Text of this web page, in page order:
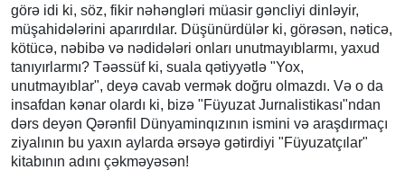
görə idi ki, söz, fikir nəhəngləri müasir gəncliyi dinləyir,
müşahidələrini aparırdılar. Düşünürdülər ki, görəsən, nəticə,
kötücə, nəbibə və nədidələri onları unutmayıblarmı, yaxud
tanıyırlarmı? Təəssüf ki, suala qətiyyətlə "Yox,
unutmayıblar", deyə cavab vermək doğru olmazdı. Və o da
insafdan kənar olardı ki, bizə "Füyuzat Jurnalistikası"ndan
dərs deyən Qərənfil Dünyaminqızının ismini və araşdırmaçı
ziyalının bu yaxın aylarda ərsəyə gətirdiyi "Füyuzatçılar"
kitabının adını çəkməyəsən!